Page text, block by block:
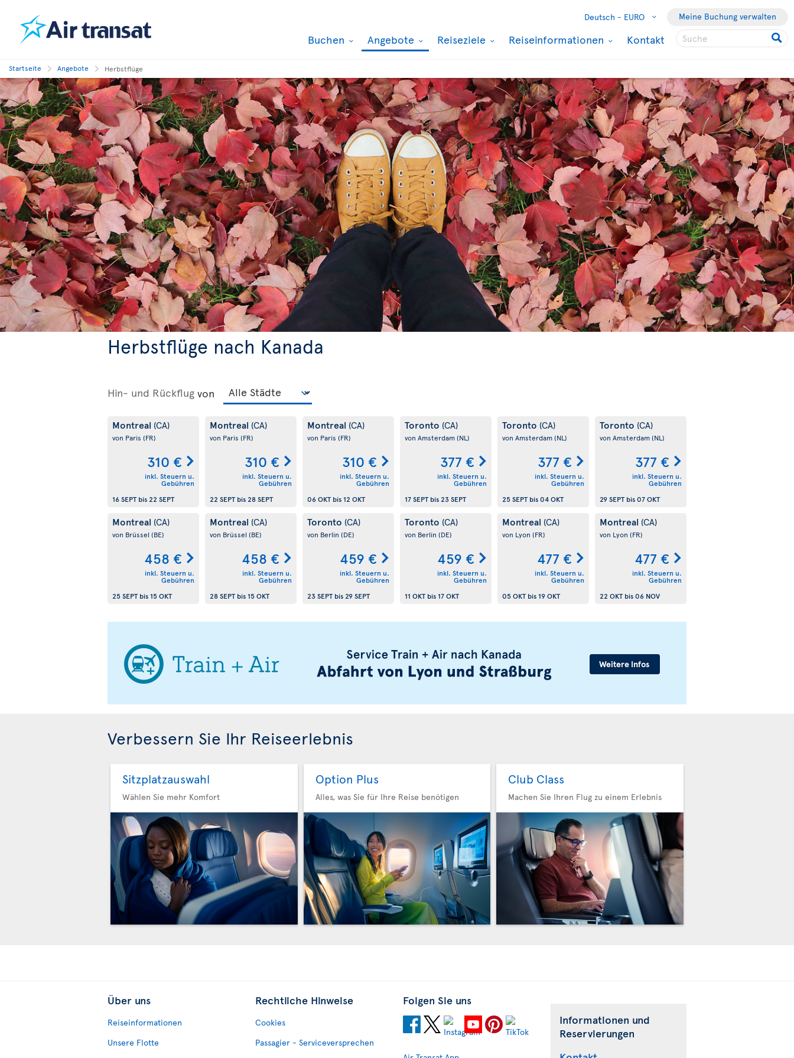
Deutsch - EURO Meine Buchung verwalten
Buchen Angebote Reiseziele Reiseinformationen Kontakt
Startseite Angebote Herbstflüge
Herbstflüge nach Kanada
Hin- und Rückflug von
Montreal (CA)
von Paris (FR)
310 €
inkl. Steuern u.
Gebühren
16 SEPTbis22 SEPT
Montreal (CA)
von Paris (FR)
310 €
inkl. Steuern u.
Gebühren
22 SEPTbis28 SEPT
Montreal (CA)
von Paris (FR)
310 €
inkl. Steuern u.
Gebühren
06 OKTbis 12 OKT
Toronto (CA)
von Amsterdam(NL)
377 €
inkl. Steuern u.
Gebühren
17 SEPTbis23 SEPT
Toronto (CA)
von Amsterdam(NL)
377 €
inkl. Steuern u.
Gebühren
25 SEPTbis04 OKT
Toronto (CA)
von Amsterdam(NL)
377 €
inkl. Steuern u.
Gebühren
29 SEPTbis07 OKT
Montreal (CA)
von Brüssel (BE)
458 €
inkl. Steuern u.
Gebühren
25 SEPTbis 15 OKT
Montreal (CA)
von Brüssel (BE)
458 €
inkl. Steuern u.
Gebühren
28 SEPTbis 15 OKT
Toronto (CA)
von Berlin (DE)
459 €
inkl. Steuern u.
Gebühren
23 SEPTbis29 SEPT
Toronto (CA)
von Berlin (DE)
459 €
inkl. Steuern u.
Gebühren
11 OKTbis 17 OKT
Montreal (CA)
von Lyon (FR)
477 €
inkl. Steuern u.
Gebühren
05 OKTbis 19 OKT
Montreal (CA)
von Lyon (FR)
477 €
inkl. Steuern u.
Gebühren
22 OKTbis06 NOV
Verbessern Sie Ihr Reiseerlebnis
Sitzplatzauswahl
Wählen Sie mehr Komfort
Option Plus
Alles, was Sie für Ihre Reise benötigen
Club Class
Machen Sie Ihren Flug zu einem Erlebnis
Über uns
Reiseinformationen
Unsere Flotte
Rechtliche Hinweise
Cookies
Passagier - Serviceversprechen
Folgen Sie uns
Informationen und
Reservierungen